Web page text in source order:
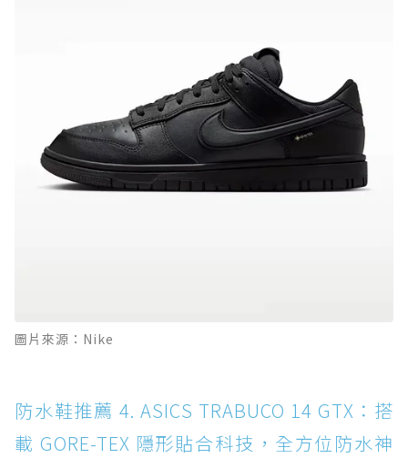
圖片來源：Nike
防水鞋推薦 4. ASICS TRABUCO 14 GTX：搭
載 GORE-TEX 隱形貼合科技，全方位防水神